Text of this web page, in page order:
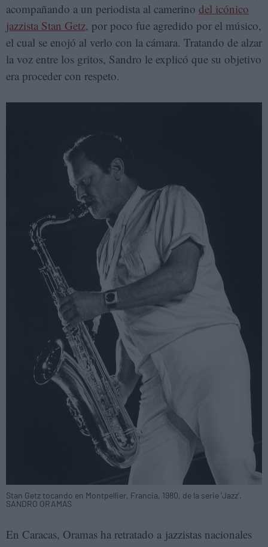
acompañando a un periodista al camerino del icónico
jazzista Stan Getz, por poco fue agredido por el músico,
el cual se enojó al verlo con la cámara. Tratando de alzar
la voz entre los gritos, Sandro le explicó que su objetivo
era proceder con respeto.
Stan Getz tocando en Montpellier, Francia, 1980, de la serie 'Jazz'.
SANDRO ORAMAS
En Caracas, Oramas ha retratado a jazzistas nacionales